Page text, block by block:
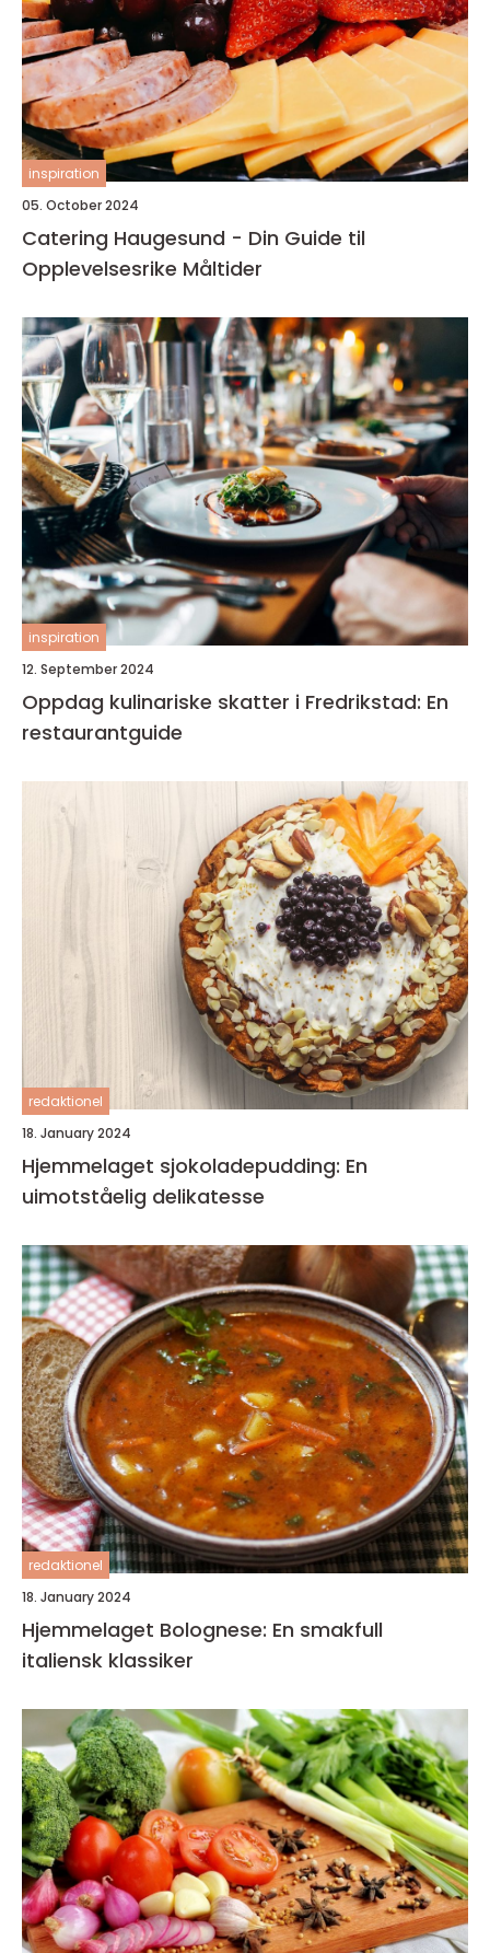
inspiration
05. October 2024
Catering Haugesund - Din Guide til
Opplevelsesrike Måltider
inspiration
12. September 2024
Oppdag kulinariske skatter i Fredrikstad: En
restaurantguide
redaktionel
18. January 2024
Hjemmelaget sjokoladepudding: En
uimotståelig delikatesse
redaktionel
18. January 2024
Hjemmelaget Bolognese: En smakfull
italiensk klassiker